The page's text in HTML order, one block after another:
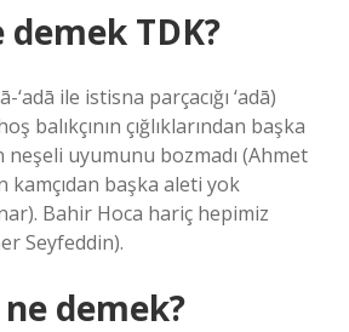
demek TDK?
‘adā ile istisna parçacığı ‘adā)
balıkçının çığlıklarından başka
neşeli uyumunu bozmadı (Ahmet
kamçıdan başka aleti yok
Bahir Hoca hariç hepimiz
Seyfeddin).
demek?